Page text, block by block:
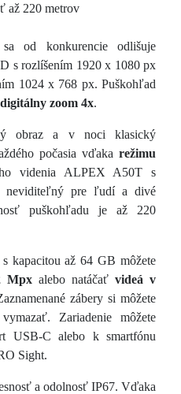
až 220 metrov
sa od konkurencie odlišuje
s rozlíšením 1920 x 1080 px
1024 x 768 px. Puškohľad
digitálny zoom 4x.
obraz a v noci klasický
počasia vďaka režimu
videnia ALPEX A50T s
pre ľudí a divé
puškohľadu je až 220
kapacitou až 64 GB môžete
Mpx alebo natáčať videá v
zábery si môžete
Zariadenie môžete
USB-C alebo k smartfónu
Sight.
a odolnosť IP67. Vďaka